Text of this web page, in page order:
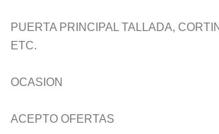
PUERTA PRINCIPAL TALLADA,
ETC.
OCASION
ACEPTO OFERTAS